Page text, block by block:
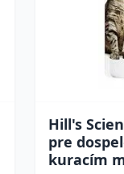
Hill's
pre
kuracím